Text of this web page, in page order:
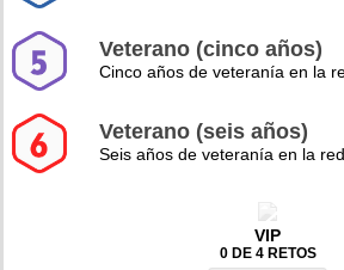
Veterano (cinco años)
Cinco años de veteranía en la
Veterano (seis años)
Seis años de veteranía en la
VIP
0 DE 4 RETOS